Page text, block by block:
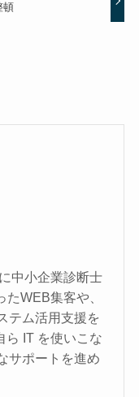
頓
中小企業診断士
WEB集客や、
テム活用支援を
ら IT を使いこな
サポートを進め